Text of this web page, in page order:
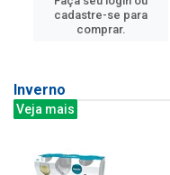
cadastre-se para
comprar.
Inverno
Veja mais